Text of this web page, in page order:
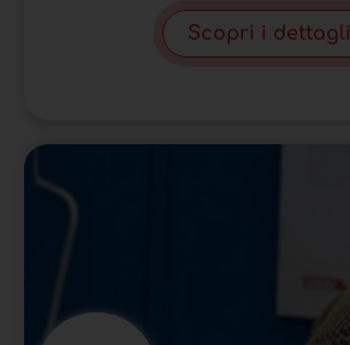
Scopri i dettagli